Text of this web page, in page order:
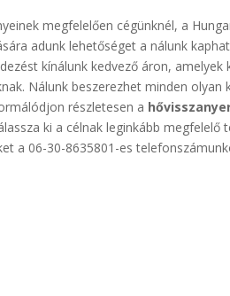
megfelelően cégünknél, a
adunk lehetőséget a nálunk
kínálunk kedvező áron, amelyek
Nálunk beszerezhet minden olyan
részletesen a
ki a célnak leginkább megfelelő
a 06-30-8635801-es